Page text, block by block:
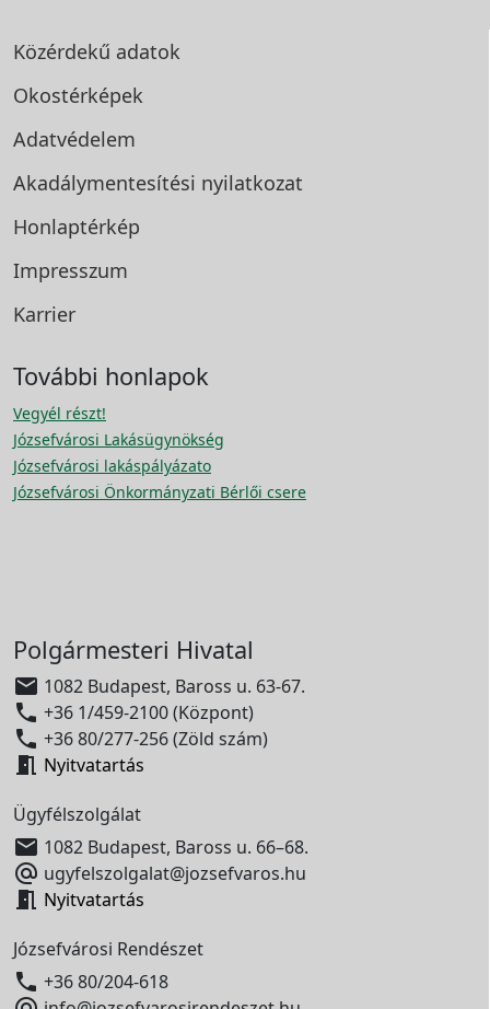
Közérdekű adatok
Okostérképek
Adatvédelem
Akadálymentesítési nyilatkozat
Honlaptérkép
Impresszum
Karrier
További honlapok
Vegyél részt!
Józsefvárosi Lakásügynökség
Józsefvárosi lakáspályázato
Józsefvárosi Önkormányzati Bérlői csere
Polgármesteri Hivatal
 1082 Budapest, Baross u. 63-67.
 +36 1/459-2100 (Központ)
 +36 80/277-256 (Zöld szám)
 Nyitvatartás
Ügyfélszolgálat
 1082 Budapest, Baross u. 66–68.
 ugyfelszolgalat@jozsefvaros.hu
 Nyitvatartás
Józsefvárosi Rendészet
 +36 80/204-618